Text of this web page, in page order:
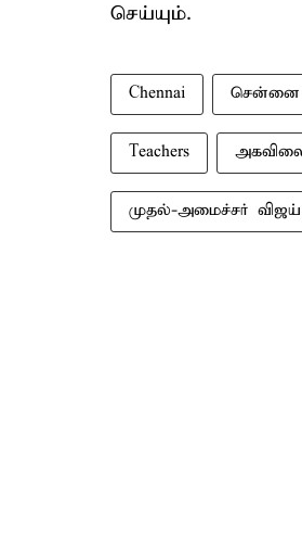
செய்யும்.
Chennai சென்னை
Teachers
முதல்-அமைச்சர் விஜய்